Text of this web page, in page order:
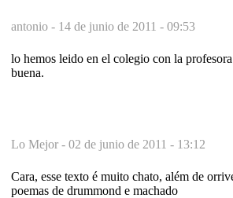
antonio - 14 de junio de 2011 - 09:53
lo hemos leido en el colegio con la
buena.
Lo Mejor - 02 de junio de 2011 - 13:12
Cara, esse texto é muito chato, além de
poemas de drummond e machado